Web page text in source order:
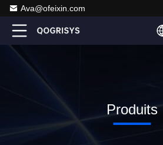
Ava@ofeixin.com
Produits